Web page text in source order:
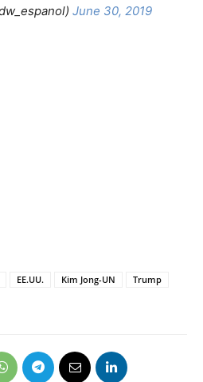
June 30, 2019
EE.UU. Kim Jong-UN
Trump